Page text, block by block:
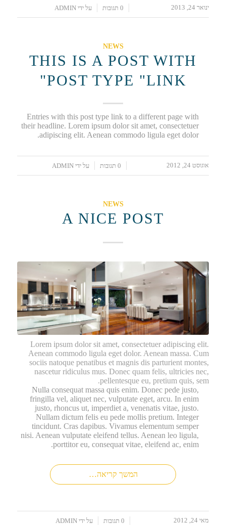
ינואר 24, 2013 0 תגובות על ידיADMIN
NEWS
THIS IS A POST WITH
POST TYPE "LINK"
Entries with this post type link to a different page with
their headline. Lorem ipsum dolor sit amet, consectetuer
adipiscing elit. Aenean commodo ligula eget dolor.
אוגוסט 24, 2012 0 תגובות על ידי ADMIN
NEWS
A NICE POST
Lorem ipsum dolor sit amet, consectetuer adipiscing elit.
Aenean commodo ligula eget dolor. Aenean massa. Cum
sociis natoque penatibus et magnis dis parturient montes,
nascetur ridiculus mus. Donec quam felis, ultricies nec,
pellentesque eu, pretium quis, sem.
Nulla consequat massa quis enim. Donec pede justo,
fringilla vel, aliquet nec, vulputate eget, arcu. In enim
justo, rhoncus ut, imperdiet a, venenatis vitae, justo.
Nullam dictum felis eu pede mollis pretium. Integer
tincidunt. Cras dapibus. Vivamus elementum semper
nisi. Aenean vulputate eleifend tellus. Aenean leo ligula,
porttitor eu, consequat vitae, eleifend ac, enim.
המשך קריאה…
מאי 24, 2012 0 תגובות על ידי ADMIN